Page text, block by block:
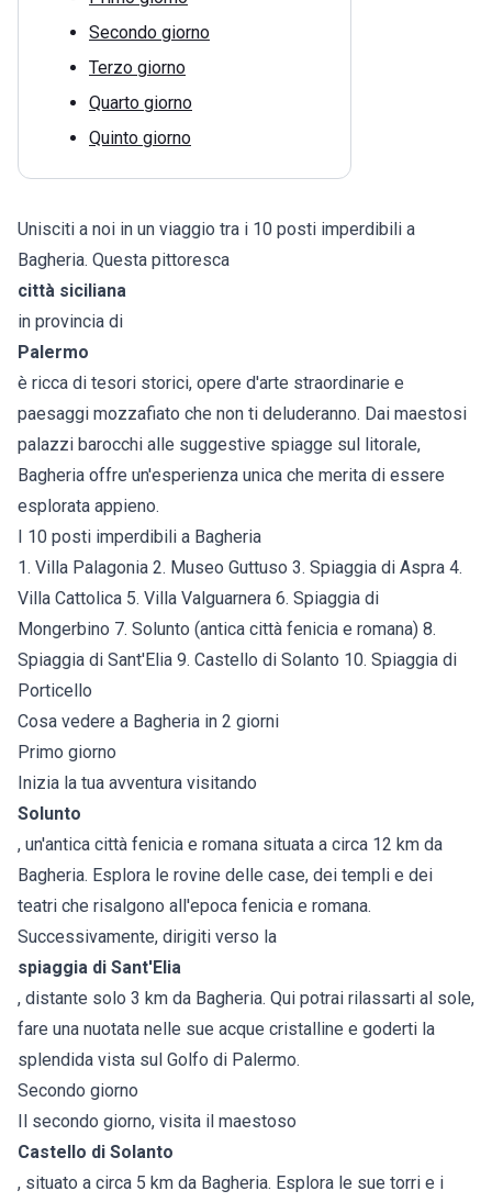
Secondo giorno
Terzo giorno
Quarto giorno
Quinto giorno
Unisciti a noi in un viaggio tra i 10 posti imperdibili a
Bagheria. Questa pittoresca
città siciliana
in provincia di
Palermo
è ricca di tesori storici, opere d'arte straordinarie e
paesaggi mozzafiato che non ti deluderanno. Dai maestosi
palazzi barocchi alle suggestive spiagge sul litorale,
Bagheria offre un'esperienza unica che merita di essere
esplorata appieno.
I 10 posti imperdibili a Bagheria
1. Villa Palagonia 2. Museo Guttuso 3. Spiaggia di Aspra 4.
Villa Cattolica 5. Villa Valguarnera 6. Spiaggia di
Mongerbino 7. Solunto (antica città fenicia e romana) 8.
Spiaggia di Sant'Elia 9. Castello di Solanto 10. Spiaggia di
Porticello
Cosa vedere a Bagheria in 2 giorni
Primo giorno
Inizia la tua avventura visitando
Solunto
, un'antica città fenicia e romana situata a circa 12 km da
Bagheria. Esplora le rovine delle case, dei templi e dei
teatri che risalgono all'epoca fenicia e romana.
Successivamente, dirigiti verso la
spiaggia di Sant'Elia
, distante solo 3 km da Bagheria. Qui potrai rilassarti al sole,
fare una nuotata nelle sue acque cristalline e goderti la
splendida vista sul Golfo di Palermo.
Secondo giorno
Il secondo giorno, visita il maestoso
Castello di Solanto
, situato a circa 5 km da Bagheria. Esplora le sue torri e i